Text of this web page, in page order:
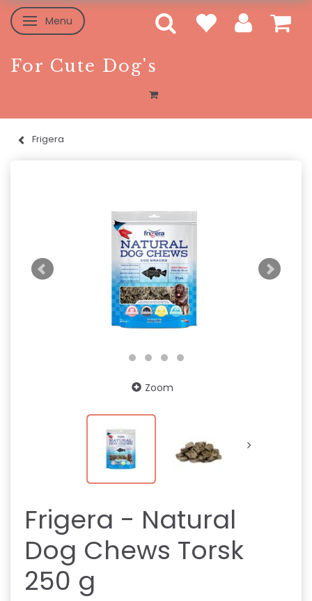
Skifte navigation
Menu
For Cute Dog's
Frigera
Zoom
Frigera - Natural
Dog Chews Torsk
250 g